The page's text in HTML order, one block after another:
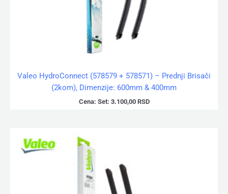
Valeo HydroConnect (578579 + 578571) – Prednji Brisači
(2kom), Dimenzije: 600mm & 400mm
Cena: Set: 3.100,00 RSD